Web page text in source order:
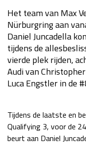
Race
GP MEXICO 2026
Kwalificatie
Race
Kwalificatie
Race
Het team van Max
Nürburgring aan
Daniel Juncadella
tijdens de
vierde plek rijden,
Audi van
Luca Engstler in de
Tijdens de laatste en
Qualifying 3, voor de
beurt aan Daniel